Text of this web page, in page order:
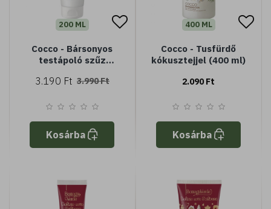
200 ML
Cocco - Bársonyos
testápoló szűz
3.190 Ft 3.990 Ft
Kosárba
400 ML
Cocco - Tusfürdő
kókusztejjel (400 ml)
2.090 Ft
Kosárba